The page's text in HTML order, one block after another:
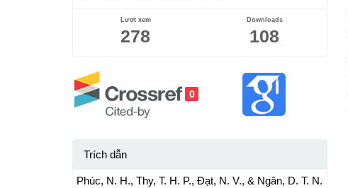
Lượt xem
278
Downloads
108
0
Trích dẫn
Phúc, N. H., Thy, T. H. P., Đạt, N. V., & Ngân, D. T. N.